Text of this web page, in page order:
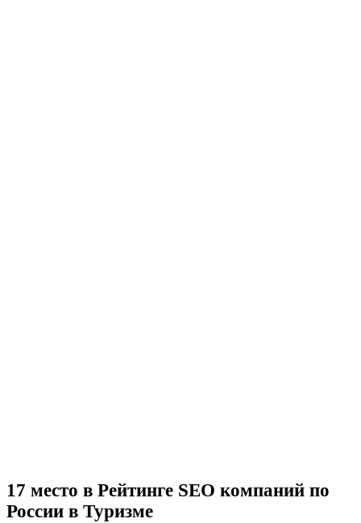
17 место в Рейтинге SEO компаний по
России в Туризме